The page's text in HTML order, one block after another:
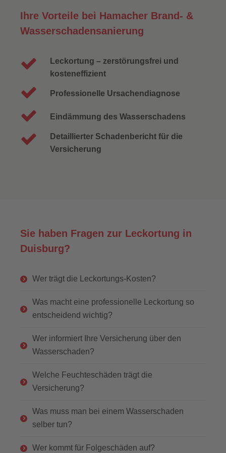
Ihre Vorteile bei Hamacher Brand- &
Wasserschadensanierung
Leckortung – zerstörungsfrei und
kosteneffizient
Professionelle Ursachendiagnose
Eindämmung des Wasserschadens
Detaillierter Schadenbericht für die
Versicherung
Sie haben Fragen zur Leckortung in
Duisburg?
Wer trägt die Leckortungs-Kosten?
Was macht eine professionelle Leckortung so
entscheidend wichtig?
Wer informiert Ihre Versicherung über den
Wasserschaden?
Welche Feuchteschäden trägt die
Versicherung?
Was muss man bei einem Wasserschaden
selber tun?
Wer kommt für Folgeschäden auf?